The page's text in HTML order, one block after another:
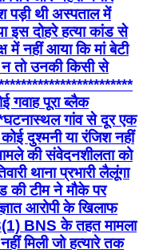
पड़ी थी अस्पताल में
इस दोहरे हत्या कांड से
में नहीं आया कि मां बेटी
तो उनकी किसी से
पूरा ब्लैक
गांव से दूर एक
दुश्मनी या रंजिश नहीं
की संवेदनशीलता को
थाना प्रभारी लैलूंगा
की टीम ने मौके पर
आरोपी के खिलाफ
BNS के तहत मामला
मिली जो हत्यारे तक